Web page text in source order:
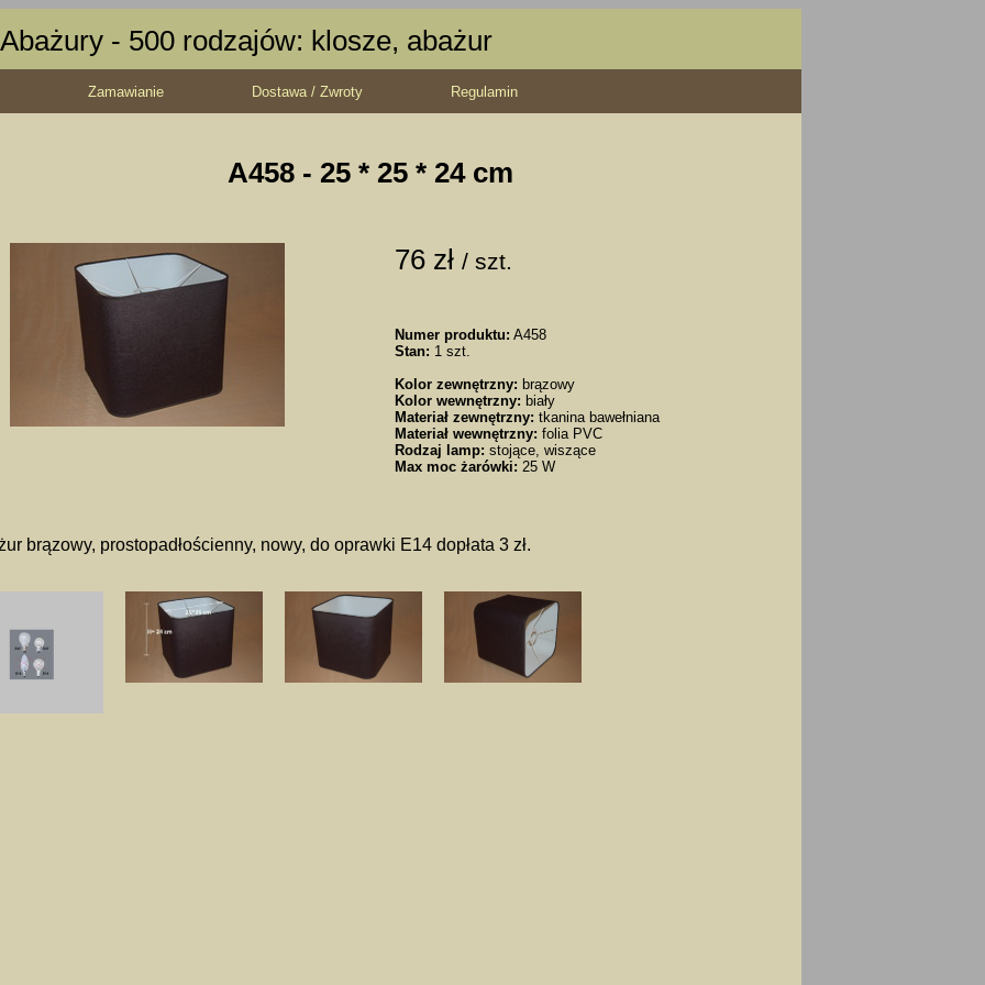
Abażury - 500 rodzajów: klosze, abażur
Zamawianie Dostawa / Zwroty Regulamin
A458 - 25 * 25 * 24 cm
76 zł / szt.
Numer produktu: A458
Stan: 1 szt.
Kolor zewnętrzny: brązowy
Kolor wewnętrzny: biały
Materiał zewnętrzny: tkanina bawełniana
Materiał wewnętrzny: folia PVC
Rodzaj lamp: stojące, wiszące
Max moc żarówki: 25 W
brązowy, prostopadłościenny, nowy, do oprawki E14 dopłata 3 zł.